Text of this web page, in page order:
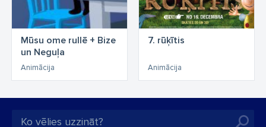
Mūsu ome rullē + Bize
un Neguļa
Animācija
7. rūķītis
Animācija